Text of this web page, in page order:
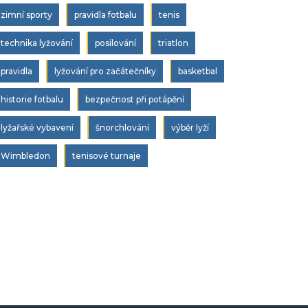
zimní sporty pravidla fotbalu tenis
technika lyžování posilování triatlon
pravidla lyžování pro začátečníky basketbal
historie fotbalu bezpečnost při potápění
lyžařské vybavení šnorchlování výběr lyží
Wimbledon tenisové turnaje